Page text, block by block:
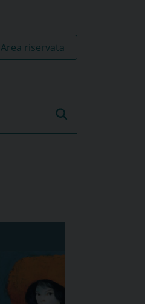
Area riservata